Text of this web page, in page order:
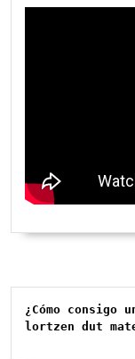
¿Cómo consigo
lortzen dut